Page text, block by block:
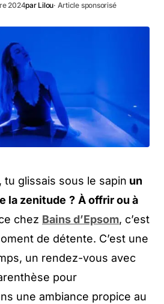
2024par Lilou· Article sponsorisé
tu glissais sous le sapin un
la zenitude ? À offrir ou à
chez Bains d’Epsom, c’est
de détente. C’est une
un rendez-vous avec
pour
une ambiance propice au